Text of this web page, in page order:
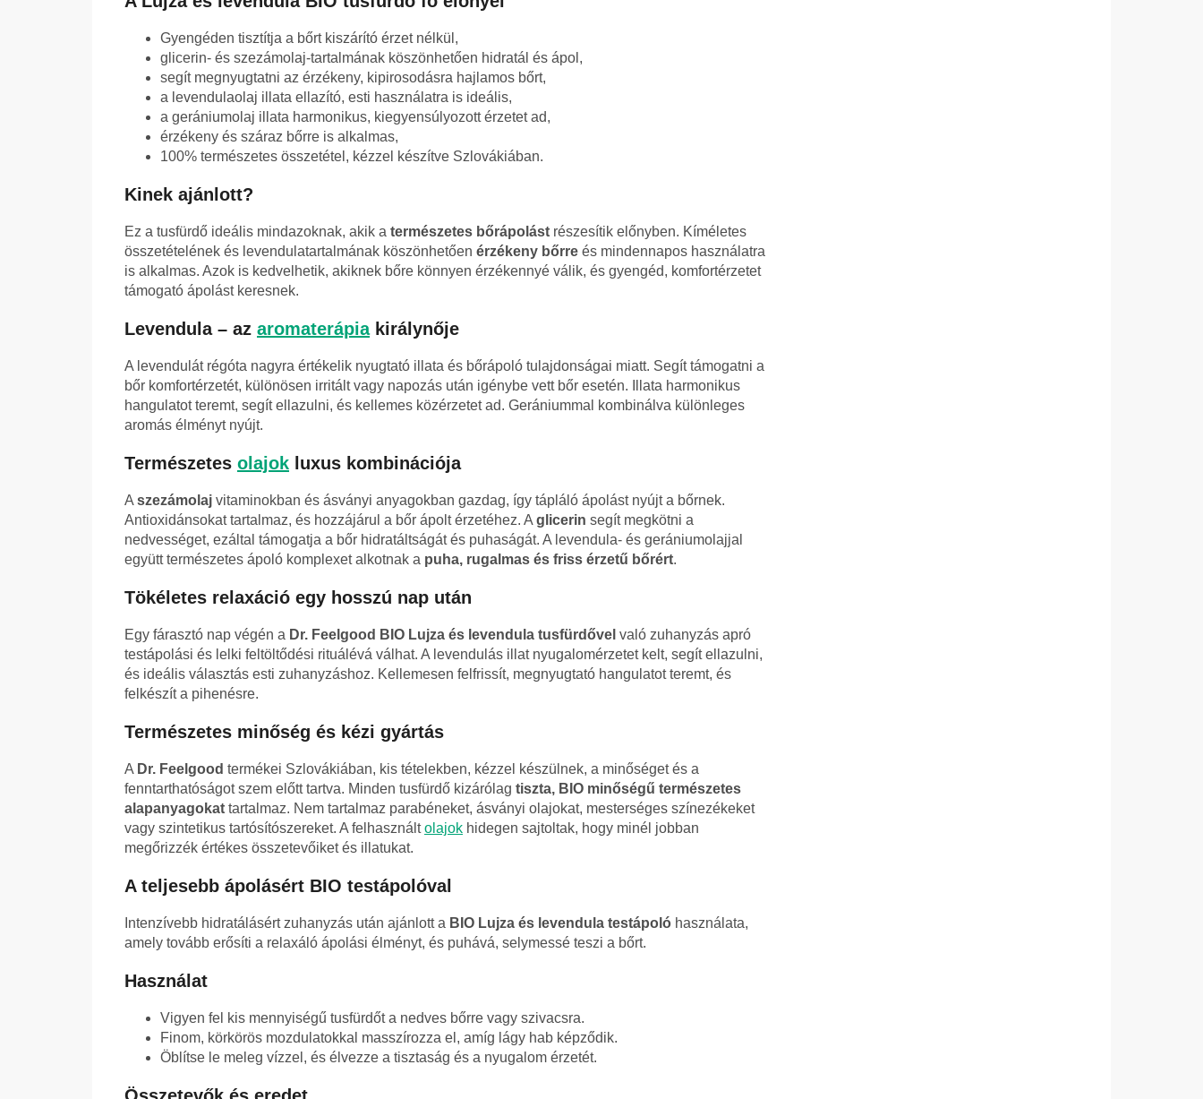
Gyengéden tisztítja a bőrt kiszárító érzet nélkül,
glicerin- és szezámolaj-tartalmának köszönhetően hidratál és ápol,
segít megnyugtatni az érzékeny, kipirosodásra hajlamos bőrt,
a levendulaolaj illata ellazító, esti használatra is ideális,
a gerániumolaj illata harmonikus, kiegyensúlyozott érzetet ad,
érzékeny és száraz bőrre is alkalmas,
100% természetes összetétel, kézzel készítve Szlovákiában.
Kinek ajánlott?
Ez a tusfürdő ideális mindazoknak, akik a természetes bőrápolást részesítik előnyben. Kíméletes
összetételének és levendulatartalmának köszönhetően érzékeny bőrre és mindennapos használatra
is alkalmas. Azok is kedvelhetik, akiknek bőre könnyen érzékennyé válik, és gyengéd, komfortérzetet
támogató ápolást keresnek.
Levendula – az aromaterápiakirálynője
A levendulát régóta nagyra értékelik nyugtató illata és bőrápoló tulajdonságai miatt. Segít támogatni a
bőr komfortérzetét, különösen irritált vagy napozás után igénybe vett bőr esetén. Illata harmonikus
hangulatot teremt, segít ellazulni, és kellemes közérzetet ad. Gerániummal kombinálva különleges
aromás élményt nyújt.
Természetes olajok luxus kombinációja
A szezámolaj vitaminokban és ásványi anyagokban gazdag, így tápláló ápolást nyújt a bőrnek.
Antioxidánsokat tartalmaz, és hozzájárul a bőr ápolt érzetéhez. A glicerin segít megkötni a
nedvességet, ezáltal támogatja a bőr hidratáltságát és puhaságát. A levendula- és gerániumolajjal
együtt természetes ápoló komplexet alkotnak a puha, rugalmas és friss érzetű bőrért.
Tökéletes relaxáció egy hosszú nap után
Egy fárasztó nap végén a Dr. Feelgood BIO Lujza és levendula tusfürdővel való zuhanyzás apró
testápolási és lelki feltöltődési rituálévá válhat. A levendulás illat nyugalomérzetet kelt, segít ellazulni,
és ideális választás esti zuhanyzáshoz. Kellemesen felfrissít, megnyugtató hangulatot teremt, és
felkészít a pihenésre.
Természetes minőség és kézi gyártás
A Dr. Feelgood termékei Szlovákiában, kis tételekben, kézzel készülnek, a minőséget és a
fenntarthatóságot szem előtt tartva. Minden tusfürdő kizárólag tiszta, BIO minőségű természetes
alapanyagokat tartalmaz. Nem tartalmaz parabéneket, ásványi olajokat, mesterséges színezékeket
vagy szintetikus tartósítószereket. A felhasználtolajok hidegen sajtoltak, hogy minél jobban
megőrizzék értékes összetevőiket és illatukat.
A teljesebb ápolásért BIO testápolóval
Intenzívebb hidratálásért zuhanyzás után ajánlott a BIO Lujza és levendula testápoló használata,
amely tovább erősíti a relaxáló ápolási élményt, és puhává, selymessé teszi a bőrt.
Használat
Vigyen fel kis mennyiségű tusfürdőt a nedves bőrre vagy szivacsra.
Finom, körkörös mozdulatokkal masszírozza el, amíg lágy hab képződik.
Öblítse le meleg vízzel, és élvezze a tisztaság és a nyugalom érzetét.